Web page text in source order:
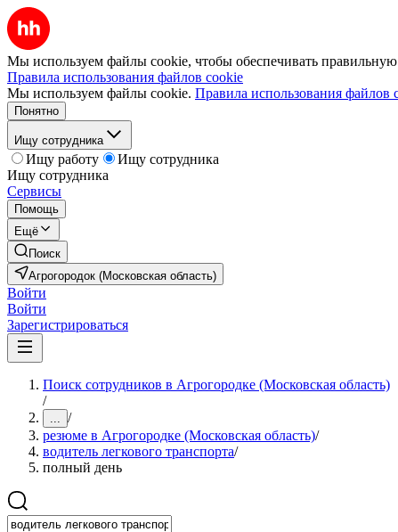
Мы используем файлы cookie, чтобы обеспечивать правильную
Правила использования файлов cookie
Мы используем файлы cookie. Правила использования файлов
Понятно
Ищу сотрудника
Ищу работу
Ищу сотрудника
Ищу сотрудника
Сервисы
Помощь
Ещё
Поиск
Агрогородок (Московская область)
Войти
Войти
Зарегистрироваться
Поиск сотрудников в Агрогородке (Московская область)
/
... /
резюме в Агрогородке (Московская область)/
водитель легкового транспорта/
полный день